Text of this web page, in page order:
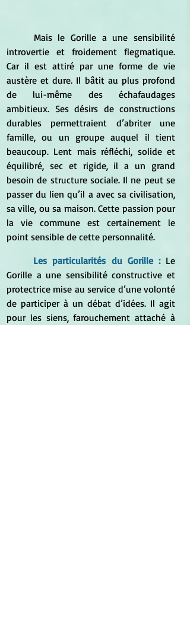
introvertie et froidement flegmatique.
Car il est attiré par une forme de vie
austère et dure. Il bâtit au plus profond
de lui-même des échafaudages
ambitieux. Ses désirs de constructions
durables permettraient d’abriter une
famille, ou un groupe auquel il tient
beaucoup. Lent mais réfléchi, solide et
équilibré, sec et rigide, il a un grand
besoin de structure sociale. Il ne peut se
passer du lien qu’il a avec sa civilisation,
sa ville, ou sa maison. Cette passion pour
la vie commune est certainement le
point sensible de cette personnalité.
	Les particularités du Gorille :
Le
Gorille a une sensibilité constructive et
protectrice mise au service d’une volonté
de participer à un débat d’idées. Il agit
pour les siens, farouchement attaché à